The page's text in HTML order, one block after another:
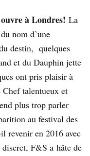
à Londres! La
nom d’une
destin, quelques
et du Dauphin jette
ont pris plaisir à
talentueux et
plus trop parler
au festival des
revenir en 2016 avec
F&S a hâte de